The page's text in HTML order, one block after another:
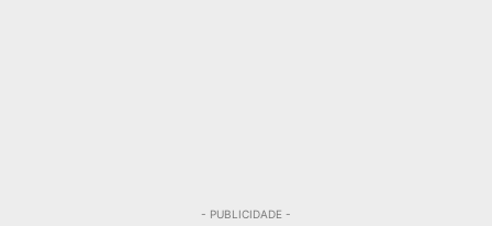
- PUBLICIDADE -